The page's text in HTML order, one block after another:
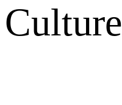
Culture